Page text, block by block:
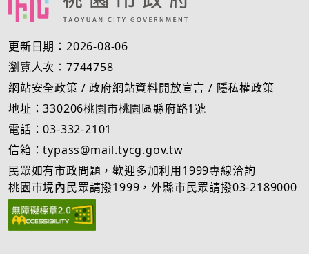
更新日期：2026-08-06
瀏覽人次：7744758
網站安全政策 /政府網站資料開放宣言 / 隱私權政策
地址：330206桃園市桃園區縣府路1號
電話：03-332-2101
信箱：typass@mail.tycg.gov.tw
民眾如有市政問題，歡迎多加利用1999專線洽詢
桃園市境內民眾請撥1999，外縣市民眾請撥03-2189000